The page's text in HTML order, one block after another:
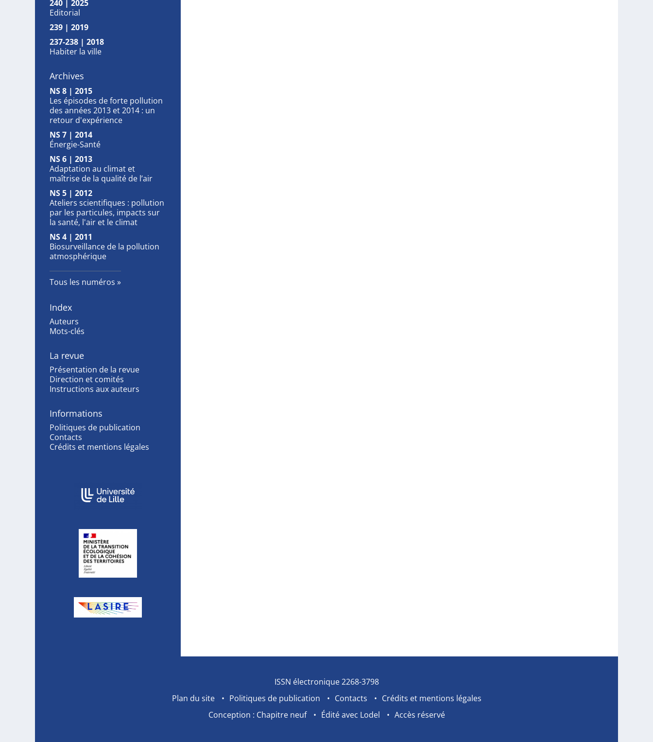
240 | 2025
Editorial
239 | 2019
237-238 | 2018
Habiter la ville
Archives
NS 8 | 2015
Les épisodes de forte pollution
des années 2013 et 2014 : un
retour d'expérience
NS 7 | 2014
Énergie-Santé
NS 6 | 2013
Adaptation au climat et
maîtrise de la qualité de l’air
NS 5 | 2012
Ateliers scientifiques : pollution
par les particules, impacts sur
la santé, l'air et le climat
NS 4 | 2011
Biosurveillance de la pollution
atmosphérique
Tous les numéros
Index
Auteurs
Mots-clés
La revue
Présentation de la revue
Direction et comités
Instructions aux auteurs
Informations
Politiques de publication
Contacts
Crédits et mentions légales
Affiliations/partenaires
ISSN électronique 2268-3798
Plan du site
Politiques de publication Contacts
Crédits et mentions légales
Conception : Chapitre neuf
Édité avec Lodel Accès réservé